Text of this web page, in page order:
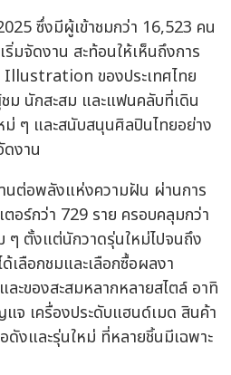
ซึ่งมีผู้เข้าชมกว่า 16,523 คน
มจัดงาน สะท้อนให้เห็นถึงการ
Illustration ของประเทศไทย
นักสะสม และแฟนคลับที่เดิน
ๆ และสนับสนุนศิลปินไทยอย่าง
งาน
นต่อพลังแห่งความฝัน ผ่านการ
อร์กว่า 729 ราย ครอบคลุมกว่า
ๆ ตั้งแต่นักวาดรุ่นใหม่ไปจนถึง
เลือกชมและเลือกซื้อผลงา
ะของสะสมหลากหลายสไตล์ อาทิ
จ เครื่องประดับแฮนด์เมด สินค้า
ดังและรุ่นใหม่ ที่หลายชิ้นมีเฉพาะ